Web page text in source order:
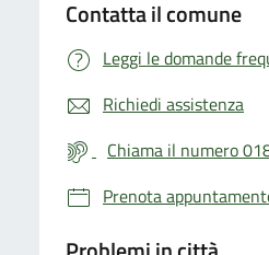
Contatta il comune
Leggi le domande
Richiedi assistenza
Chiama il numero
Prenota